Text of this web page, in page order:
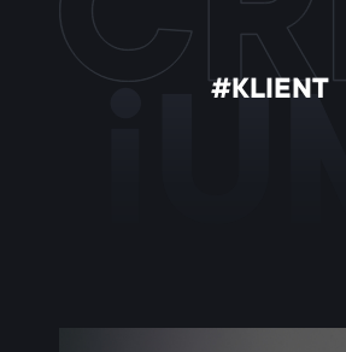
#KLIENT